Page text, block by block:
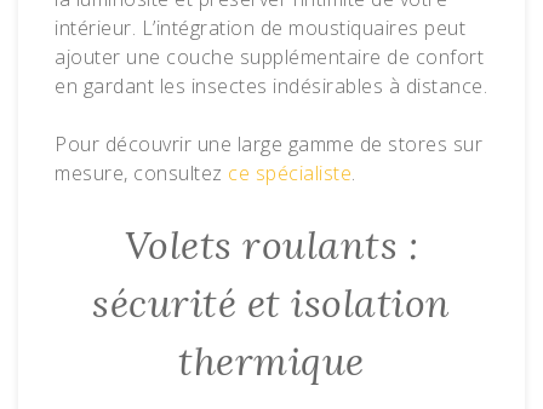
intérieur. L’intégration de moustiquaires peut
ajouter une couche supplémentaire de confort
en gardant les insectes indésirables à distance.
Pour découvrir une large gamme de stores sur
mesure, consultez ce spécialiste.
Volets roulants :
sécurité et isolation
thermique